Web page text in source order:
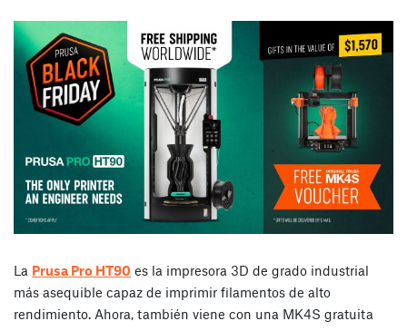
La Prusa Pro HT90 es la impresora 3D de grado industrial
más asequible capaz de imprimir filamentos de alto
rendimiento. Ahora, también viene con una MK4S gratuita